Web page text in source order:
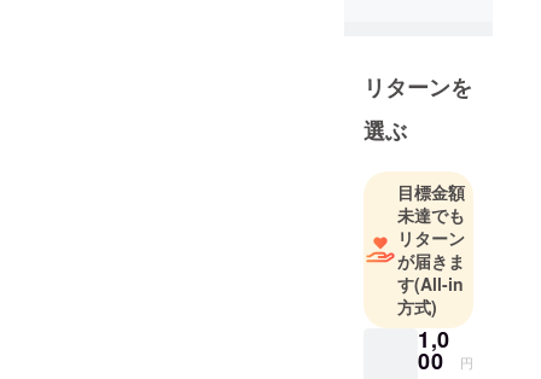
リターンを
選ぶ
目標金額
未達でも
リターン
が届きま
す(All-in
方式)
1,0
00 円